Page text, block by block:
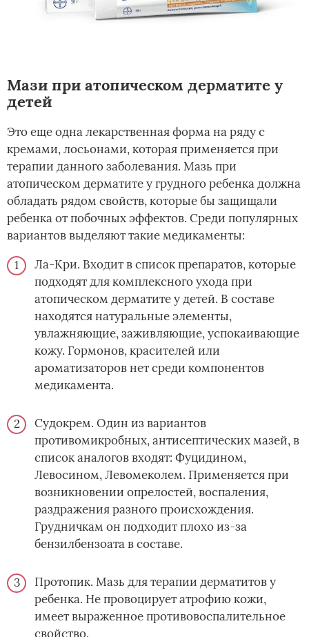
Мази при атопическом дерматите у
детей
Это еще одна лекарственная форма на ряду с
кремами, лосьонами, которая применяется при
терапии данного заболевания. Мазь при
атопическом дерматите у грудного ребенка должна
обладать рядом свойств, которые бы защищали
ребенка от побочных эффектов. Среди популярных
вариантов выделяют такие медикаменты:
Ла-Кри. Входит в список препаратов, которые
подходят для комплексного ухода при
атопическом дерматите у детей. В составе
находятся натуральные элементы,
увлажняющие, заживляющие, успокаивающие
кожу. Гормонов, красителей или
ароматизаторов нет среди компонентов
медикамента.
Судокрем. Один из вариантов
противомикробных, антисептических мазей, в
список аналогов входят: Фуцидином,
Левосином, Левомеколем. Применяется при
возникновении опрелостей, воспаления,
раздражения разного происхождения.
Грудничкам он подходит плохо из-за
бензилбензоата в составе.
Протопик. Мазь для терапии дерматитов у
ребенка. Не провоцирует атрофию кожи,
имеет выраженное противовоспалительное
свойство.